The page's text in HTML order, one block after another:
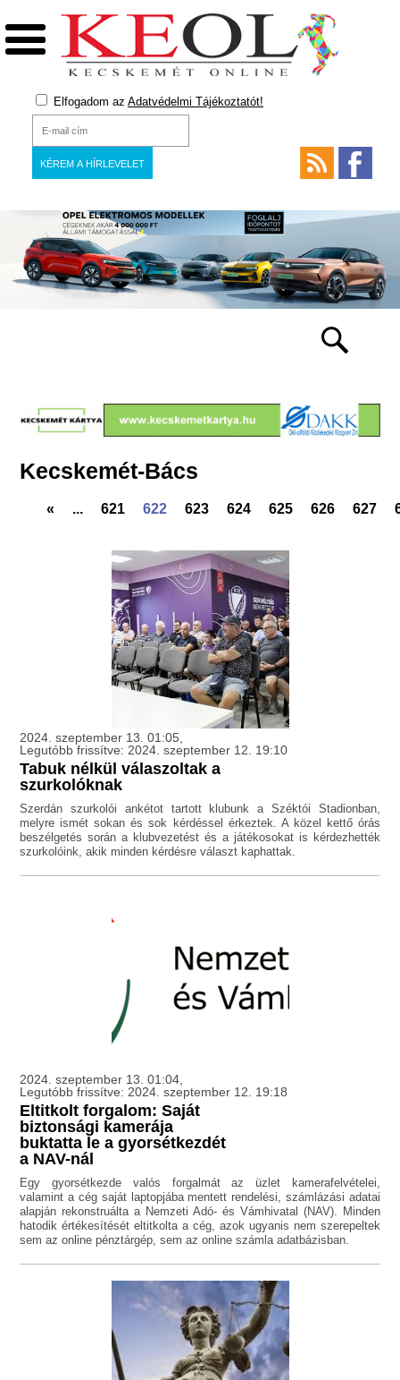
Elfogadom az Adatvédelmi Tájékoztatót!
Kecskemét-Bács
« ... 621 622 623 624 625 626 627
2024. szeptember 13. 01:05,
Legutóbb frissítve: 2024. szeptember 12. 19:10
Tabuk nélkül válaszoltak a
szurkolóknak
Szerdán szurkolói ankétot tartott klubunk a Széktói Stadionban,
melyre ismét sokan és sok kérdéssel érkeztek. A közel kettő órás
beszélgetés során a klubvezetést és a játékosokat is kérdezhették
szurkolóink, akik minden kérdésre választ kaphattak.
2024. szeptember 13. 01:04,
Legutóbb frissítve: 2024. szeptember 12. 19:18
Eltitkolt forgalom: Saját
biztonsági kamerája
buktatta le a gyorsétkezdét
a NAV-nál
Egy gyorsétkezde valós forgalmát az üzlet kamerafelvételei,
valamint a cég saját laptopjába mentett rendelési, számlázási adatai
alapján rekonstruálta a Nemzeti Adó- és Vámhivatal (NAV). Minden
hatodik értékesítését eltitkolta a cég, azok ugyanis nem szerepeltek
sem az online pénztárgép, sem az online számla adatbázisban.